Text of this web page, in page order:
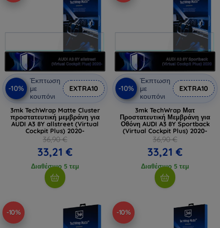
-10%
Έκπτωση
με
κουπόνι
EXTRA10
3mk TechWrap Matte Cluster
προστατευτική μεμβράνη για
AUDI A3 8Y allstreet (Virtual
Cockpit Plus) 2020-
36,90 €
33,21 €
Διαθέσιμο 5 τεμ
-10%
Έκπτωση
με
κουπόνι
EXTRA10
3mk TechWrap Ματ
Προστατευτική Μεμβράνη για
Οθόνη AUDI A3 8Y Sportback
(Virtual Cockpit Plus) 2020-
36,90 €
33,21 €
Διαθέσιμο 5 τεμ
-10% -10%